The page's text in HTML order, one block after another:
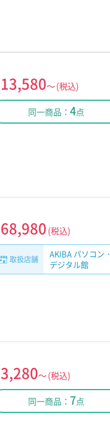
13,580～(税込)
同一商品：4点
68,980 (税込)
取扱店舗
AKIBA パソコン・
デジタル館
3,280～(税込)
同一商品：7点